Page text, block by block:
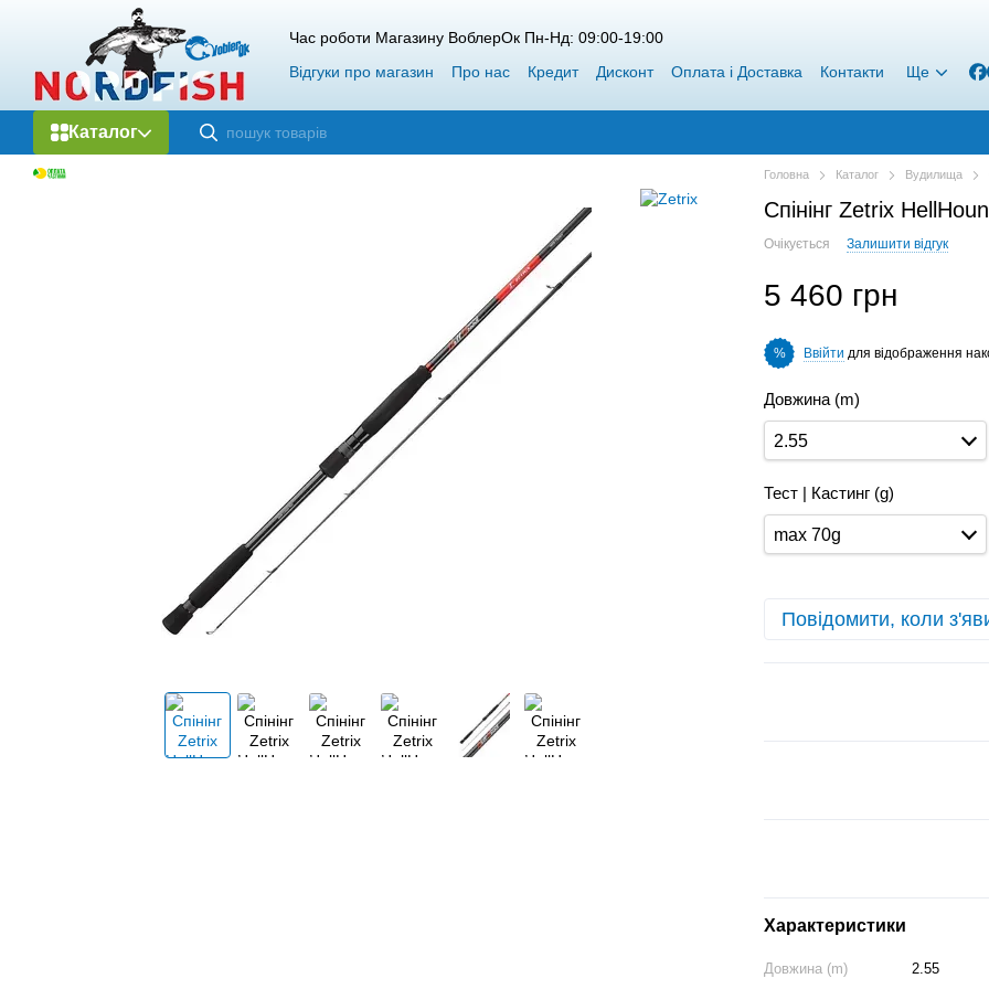
Перейти до основного контенту
Час роботи Магазину ВоблерОк Пн-Нд: 09:00-19:00
Відгуки про магазин
Про нас Кредит Дисконт Оплата і Доставка Контакти Ще
Каталог
Головна Каталог Вудилища
Спінінг Zetrix
Очікується Залишити відгук
5 460 грн
% Ввійти для відображення
Довжина (m)
2.55
Тест | Кастинг (g)
max 70g
Повідомити, коли
Характеристики
Довжина (m)
2.55